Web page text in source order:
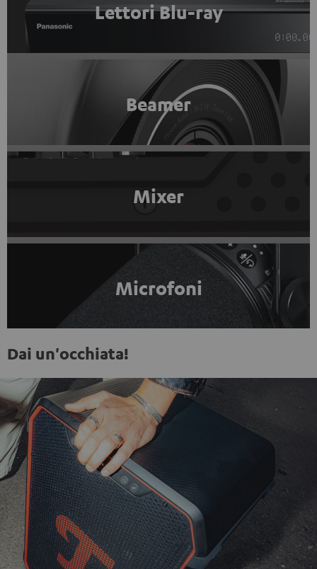
Lettori Blu-ray
Beamer
Mixer
Microfoni
Dai un'occhiata!